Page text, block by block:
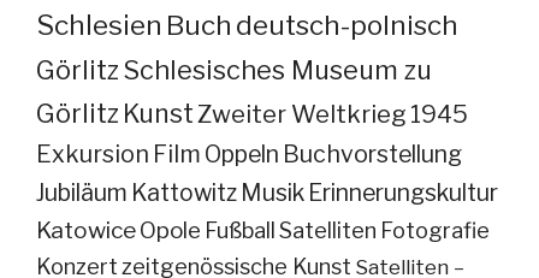
Schlesien Buch deutsch-polnisch
GörlitzSchlesisches Museum zu
Görlitz KunstZweiter Weltkrieg 1945
Exkursion Film Oppeln Buchvorstellung
Jubiläum Kattowitz Musik Erinnerungskultur
KatowiceOpole FußballSatelliten Fotografie
Konzertzeitgenössische Kunst Satelliten –